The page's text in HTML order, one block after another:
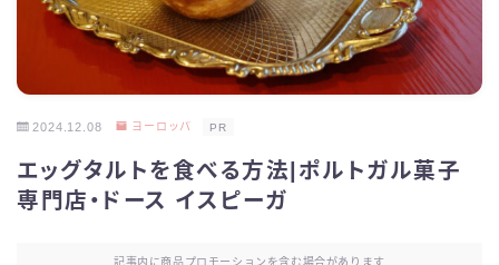
2024.12.08 ヨーロッパ PR
エッグタルトを食べる方法|ポルトガル菓子
専門店・ドース イスピーガ
記事内に商品プロモーションを含む場合があります